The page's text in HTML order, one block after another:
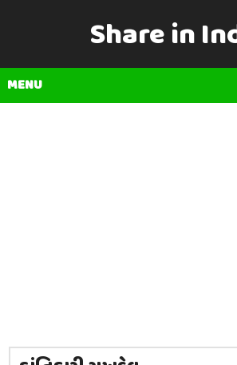
Share in
MENU